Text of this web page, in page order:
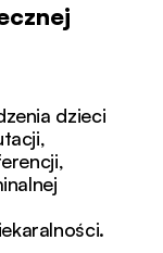
dzieci